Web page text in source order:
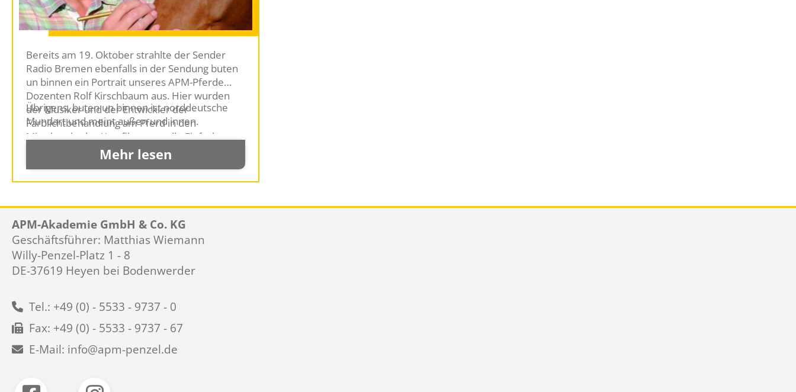
Bereits am 19. Oktober strahlte der Sender
Radio Bremen ebenfalls in der Sendung buten
un binnen ein Portrait unseres APM-Pferde
Dozenten Rolf Kirschbaum aus. Hier wurden
der Musiker und der Entwickler der
Farblichtbehandlung am Pferd in den
Mittelpunkt des Kurzfilms gestellt. Einfach
sehenswert – mit einer leichten Prise Ironie....
Übrigens, buten un binnen ist norddeutsche
Mundart und meint außen und innen.
Mehr lesen
APM-Akademie GmbH & Co. KG
Geschäftsführer: Matthias Wiemann
Willy-Penzel-Platz 1 - 8
DE-37619 Heyen bei Bodenwerder
Tel.: +49 (0) - 5533 - 9737 - 0
Fax: +49 (0) - 5533 - 9737 - 67
E-Mail: info@apm-penzel.de